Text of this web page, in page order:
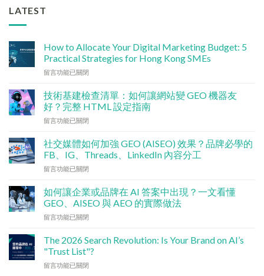
LATEST
How to Allocate Your Digital Marketing Budget: 5
Practical Strategies for Hong Kong SMEs
在
碼
行
銷
預
點
分
香
中
小
5
用
策
略〉
留言功能已關閉
技術基建檢查清單：如何讓網站變 GEO 機器友
好？完整 HTML 設定指南
在
術
基
建
檢
清
單：
何
網
站
GEO
留言功能已關閉
社交媒體如何加強 GEO (AISEO) 效果？品牌必學的
FB、IG、Threads、LinkedIn 內容分工
在
交
媒
體
如
加
強
(AISEO)
留言功能已關閉
如何讓企業或品牌在 AI 答案中出現？一文看懂
GEO、AISEO 與 AEO 的實際做法
在
何
讓
業
留言功能已關閉
The 2026 Search Revolution: Is Your Brand on AI’s
"Trust List"?
在
留言功能已關閉